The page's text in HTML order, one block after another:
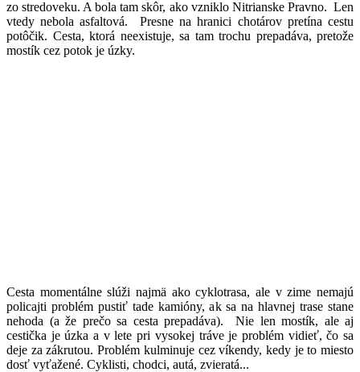
zo stredoveku. A bola tam skôr, ako vzniklo Nitrianske Pravno. Len
vtedy nebola asfaltová. Presne na hranici chotárov pretína cestu
potôčik. Cesta, ktorá neexistuje, sa tam trochu prepadáva, pretože
mostík cez potok je úzky.
Cesta momentálne slúži najmä ako cyklotrasa, ale v zime nemajú
policajti problém pustiť tade kamióny, ak sa na hlavnej trase stane
nehoda (a že prečo sa cesta prepadáva). Nie len mostík, ale aj
cestička je úzka a v lete pri vysokej tráve je problém vidieť, čo sa
deje za zákrutou. Problém kulminuje cez víkendy, kedy je to miesto
dosť vyťažené. Cyklisti, chodci, autá, zvieratá...